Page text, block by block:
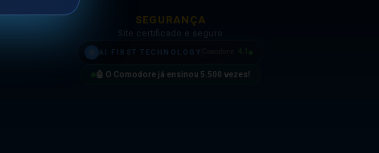
SEGURANÇA
Site certificado e seguro
AI FIRST TECHNOLOGY
🤖 O Comodore já ensinou 5.500 vezes!